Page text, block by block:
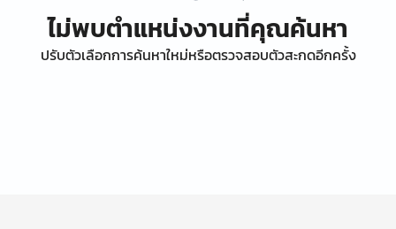
ไม่พบตำแหน่งงานที่คุณค้นหา
ปรับตัวเลือกการค้นหาใหม่หรือตรวจสอบตัวสะกดอีกครั้ง